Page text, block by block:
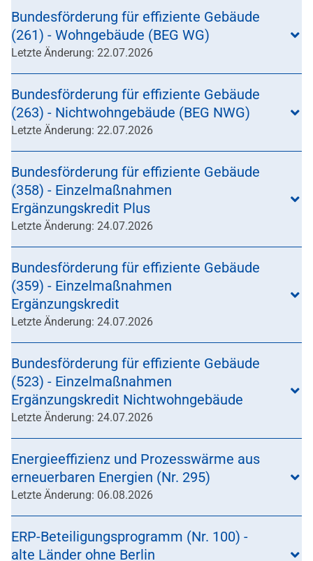
Bundesförderung für effiziente Gebäude
(261) - Wohngebäude (BEG WG)
Letzte Änderung: 22.07.2026
Bundesförderung für effiziente Gebäude
(263) - Nichtwohngebäude (BEG NWG)
Letzte Änderung: 22.07.2026
Bundesförderung für effiziente Gebäude
(358) - Einzelmaßnahmen
Ergänzungskredit Plus
Letzte Änderung: 24.07.2026
Bundesförderung für effiziente Gebäude
(359) - Einzelmaßnahmen
Ergänzungskredit
Letzte Änderung: 24.07.2026
Bundesförderung für effiziente Gebäude
(523) - Einzelmaßnahmen
Ergänzungskredit Nichtwohngebäude
Letzte Änderung: 24.07.2026
Energieeffizienz und Prozesswärme aus
erneuerbaren Energien (Nr. 295)
Letzte Änderung: 06.08.2026
ERP-Beteiligungsprogramm (Nr. 100) -
alte Länder ohne Berlin